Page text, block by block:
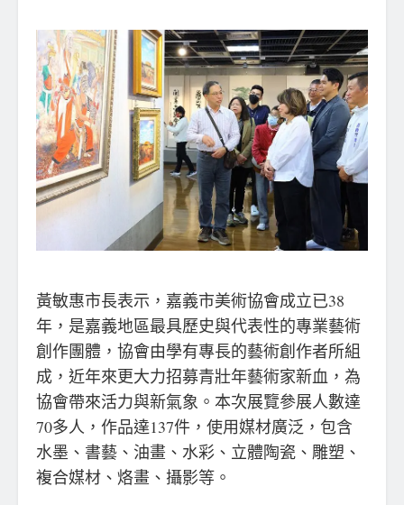
黃敏惠市長表示，嘉義市美術協會成立已38
年，是嘉義地區最具歷史與代表性的專業藝術
創作團體，協會由學有專長的藝術創作者所組
成，近年來更大力招募青壯年藝術家新血，為
協會帶來活力與新氣象。本次展覽參展人數達
70多人，作品達137件，使用媒材廣泛，包含
水墨、書藝、油畫、水彩、立體陶瓷、雕塑、
複合媒材、烙畫、攝影等。